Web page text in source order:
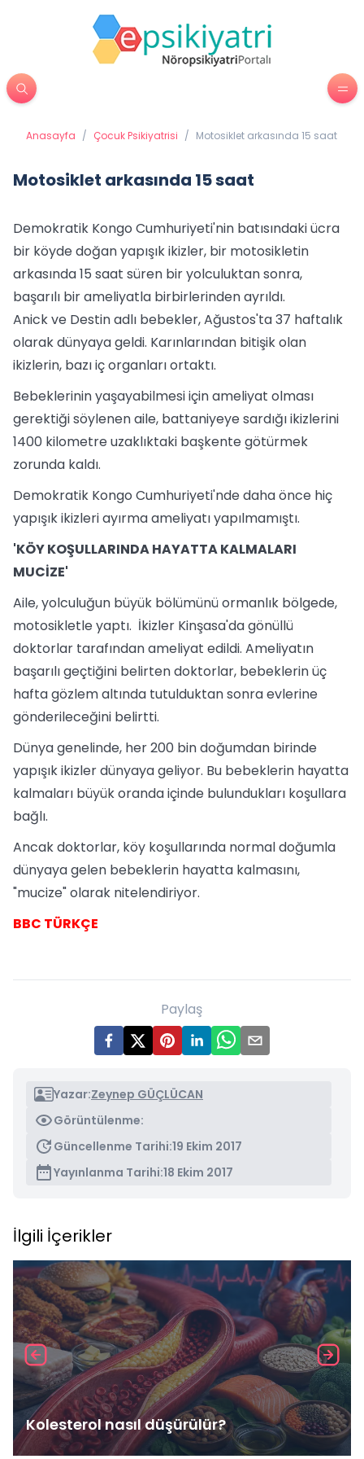
Anasayfa / Çocuk Psikiyatrisi / Motosiklet arkasında 15 saat
Motosiklet arkasında 15 saat
Demokratik Kongo Cumhuriyeti'nin batısındaki ücra
bir köyde doğan yapışık ikizler, bir motosikletin
arkasında 15 saat süren bir yolculuktan sonra,
başarılı bir ameliyatla birbirlerinden ayrıldı.
Anick ve Destin adlı bebekler, Ağustos'ta 37 haftalık
olarak dünyaya geldi. Karınlarından bitişik olan
ikizlerin, bazı iç organları ortaktı.
Bebeklerinin yaşayabilmesi için ameliyat olması
gerektiği söylenen aile, battaniyeye sardığı ikizlerini
1400 kilometre uzaklıktaki başkente götürmek
zorunda kaldı.
Demokratik Kongo Cumhuriyeti'nde daha önce hiç
yapışık ikizleri ayırma ameliyatı yapılmamıştı.
'KÖY KOŞULLARINDA HAYATTA KALMALARI
MUCİZE'
Aile, yolculuğun büyük bölümünü ormanlık bölgede,
motosikletle yaptı. İkizler Kinşasa'da gönüllü
doktorlar tarafından ameliyat edildi. Ameliyatın
başarılı geçtiğini belirten doktorlar, bebeklerin üç
hafta gözlem altında tutulduktan sonra evlerine
gönderileceğini belirtti.
Dünya genelinde, her 200 bin doğumdan birinde
yapışık ikizler dünyaya geliyor. Bu bebeklerin hayatta
kalmaları büyük oranda içinde bulundukları koşullara
bağlı.
Ancak doktorlar, köy koşullarında normal doğumla
dünyaya gelen bebeklerin hayatta kalmasını,
"mucize" olarak nitelendiriyor.
BBC TÜRKÇE
Paylaş
Yazar:Zeynep GÜÇLÜCAN
Görüntülenme:
Güncellenme Tarihi:19 Ekim 2017
Yayınlanma Tarihi:18 Ekim 2017
İlgili İçerikler
Kolesterol nasıl düşürülür?